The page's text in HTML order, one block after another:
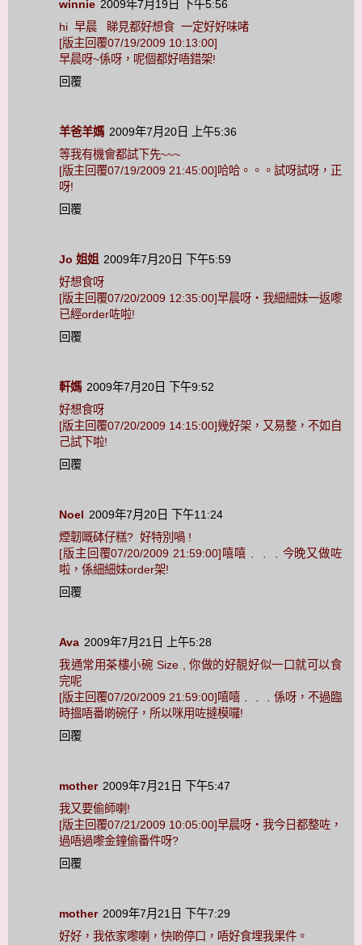
winnie 2009年7月19日 下午5:56
hi 早晨 睇見都好想食 一定好好味啫
[版主回覆07/19/2009 10:13:00]
早晨呀~係呀，呢個都好唔錯架!
回覆
羊爸羊媽 2009年7月20日 上午5:36
等我有機會都試下先~~~
[版主回覆07/19/2009 21:45:00]哈哈。。。試呀試呀，正
呀!
回覆
Jo 姐姐 2009年7月20日 下午5:59
好想食呀
[版主回覆07/20/2009 12:35:00]早晨呀‧我細細妹一返嚟
已經order咗啦!
回覆
軒媽 2009年7月20日 下午9:52
好想食呀
[版主回覆07/20/2009 14:15:00]幾好架，又易整，不如自
己試下啦!
回覆
Noel 2009年7月20日 下午11:24
煙韌嘅砵仔糕? 好特別喎 !
[版主回覆07/20/2009 21:59:00]嘻嘻﹒﹒﹒今晚又做咗
啦，係細細妹order架!
回覆
Ava 2009年7月21日 上午5:28
我通常用茶樓小碗 Size , 你做的好靚好似一口就可以食
完呢
[版主回覆07/20/2009 21:59:00]嘻嘻﹒﹒﹒係呀，不過臨
時搵唔番啲碗仔，所以咪用咗撻模囉!
回覆
mother 2009年7月21日 下午5:47
我又要偷師喇!
[版主回覆07/21/2009 10:05:00]早晨呀‧我今日都整咗，
過唔過嚟金鐘偷番件呀?
回覆
mother 2009年7月21日 下午7:29
好好，我依家嚟喇，快啲停口，唔好食埋我果件。